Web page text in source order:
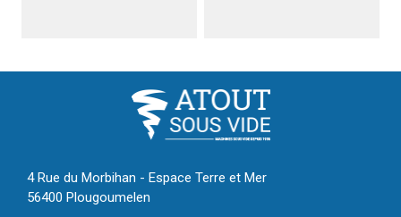
4 Rue du Morbihan - Espace Terre et Mer
56400 Plougoumelen